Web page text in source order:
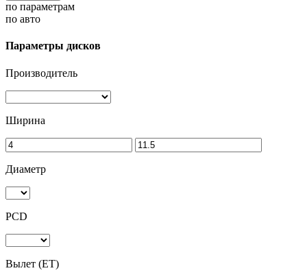
по параметрам
по авто
Параметры дисков
Производитель
Ширина
Диаметр
PCD
Вылет (ET)